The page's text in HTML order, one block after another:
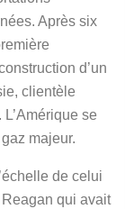
Après six
d’un
clientèle
se
majeur.
de celui
qui avait